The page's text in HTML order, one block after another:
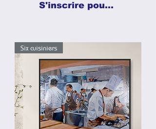
S'inscrire pour recevoir les nouvelles peintures →
Six cuisiniers